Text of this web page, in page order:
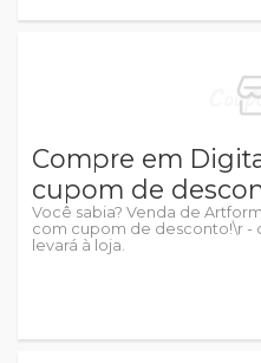
Compre em
cupom de
Você sabia? Venda de
com cupom de desconto!\r -
levará à loja.